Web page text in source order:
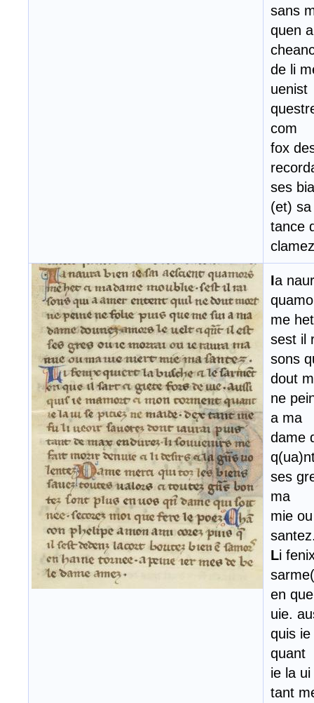
sans
quen
de li
uenist
com
fox
ses
(et)
tance
clamez
Ia
me
sest il
sons
dout
ne
a ma
dame
ses
ma
mie
Li
en
uie.
quis
quant
ie la
tant